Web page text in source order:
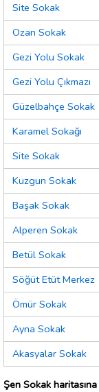
Site Sokak
Ozan Sokak
Gezi Yolu Sokak
Gezi Yolu Çıkmazı
Güzelbahçe Sokak
Karamel Sokağı
Site Sokak
Kuzgun Sokak
Başak Sokak
Alperen Sokak
Betül Sokak
Söğüt Etüt Merkez
Ömür Sokak
Ayna Sokak
Akasyalar Sokak
Şen Sokak haritasına